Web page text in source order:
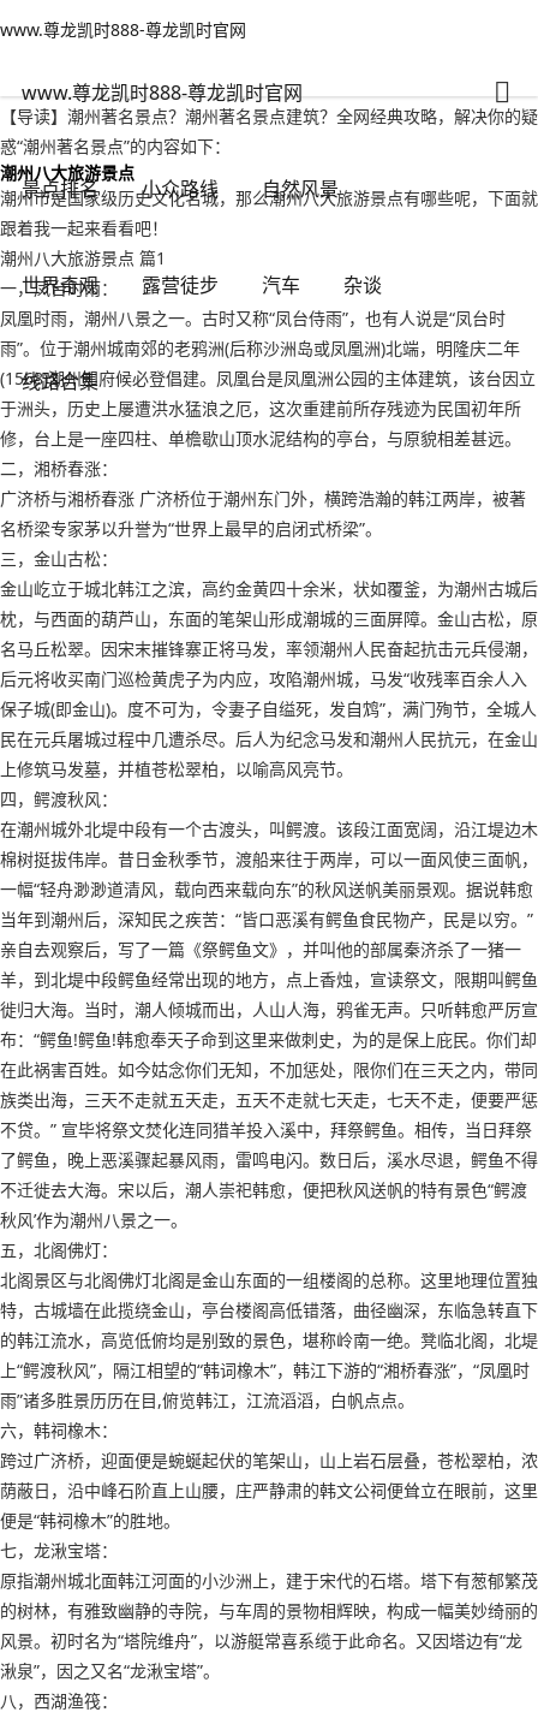
www.尊龙凯时888-尊龙凯时官网
www.尊龙凯时888-尊龙凯时官网
景点排名 小众路线 自然风景
世界奇观 露营徒步 汽车 杂谈
线路合集
www.尊龙凯时888-尊龙凯时官网
潮州著名景点？潮州著名景点建筑-www.尊龙凯时888
【导读】潮州著名景点？潮州著名景点建筑？全网经典攻略，解决你的疑
惑“潮州著名景点”的内容如下：
潮州八大旅游景点
潮州市是国家级历史文化名城，那么潮州八大旅游景点有哪些呢，下面就
跟着我一起来看看吧！
潮州八大旅游景点 篇1
一，凤台时雨：
凤凰时雨，潮州八景之一。古时又称“凤台侍雨”，也有人说是“凤台时
雨”。位于潮州城南郊的老鸦洲(后称沙洲岛或凤凰洲)北端，明隆庆二年
(1568)潮州知府候必登倡建。凤凰台是凤凰洲公园的主体建筑，该台因立
于洲头，历史上屡遭洪水猛浪之厄，这次重建前所存残迹为民国初年所
修，台上是一座四柱、单檐歇山顶水泥结构的亭台，与原貌相差甚远。
二，湘桥春涨：
广济桥与湘桥春涨 广济桥位于潮州东门外，横跨浩瀚的韩江两岸，被著
名桥梁专家茅以升誉为“世界上最早的启闭式桥梁”。
三，金山古松：
金山屹立于城北韩江之滨，高约金黄四十余米，状如覆釜，为潮州古城后
枕，与西面的葫芦山，东面的笔架山形成潮城的三面屏障。金山古松，原
名马丘松翠。因宋末摧锋寨正将马发，率领潮州人民奋起抗击元兵侵潮，
后元将收买南门巡检黄虎子为内应，攻陷潮州城，马发“收残率百余人入
保子城(即金山)。度不可为，令妻子自缢死，发自鸩”，满门殉节，全城人
民在元兵屠城过程中几遭杀尽。后人为纪念马发和潮州人民抗元，在金山
上修筑马发墓，并植苍松翠柏，以喻高风亮节。
四，鳄渡秋风：
在潮州城外北堤中段有一个古渡头，叫鳄渡。该段江面宽阔，沿江堤边木
棉树挺拔伟岸。昔日金秋季节，渡船来往于两岸，可以一面风使三面帆，
一幅“轻舟渺渺道清风，载向西来载向东”的秋风送帆美丽景观。据说韩愈
当年到潮州后，深知民之疾苦：“皆口恶溪有鳄鱼食民物产，民是以穷。”
亲自去观察后，写了一篇《祭鳄鱼文》，并叫他的部属秦济杀了一猪一
羊，到北堤中段鳄鱼经常出现的地方，点上香烛，宣读祭文，限期叫鳄鱼
徙归大海。当时，潮人倾城而出，人山人海，鸦雀无声。只听韩愈严厉宣
布：“鳄鱼!鳄鱼!韩愈奉天子命到这里来做刺史，为的是保上庇民。你们却
在此祸害百姓。如今姑念你们无知，不加惩处，限你们在三天之内，带同
族类出海，三天不走就五天走，五天不走就七天走，七天不走，便要严惩
不贷。” 宣毕将祭文焚化连同猎羊投入溪中，拜祭鳄鱼。相传，当日拜祭
了鳄鱼，晚上恶溪骤起暴风雨，雷鸣电闪。数日后，溪水尽退，鳄鱼不得
不迁徙去大海。宋以后，潮人崇祀韩愈，便把秋风送帆的特有景色“鳄渡
秋风’作为潮州八景之一。
五，北阁佛灯：
北阁景区与北阁佛灯北阁是金山东面的一组楼阁的总称。这里地理位置独
特，古城墙在此揽绕金山，亭台楼阁高低错落，曲径幽深，东临急转直下
的韩江流水，高览低俯均是别致的景色，堪称岭南一绝。凳临北阁，北堤
上“鳄渡秋风”，隔江相望的“韩词橡木”，韩江下游的“湘桥春涨”，“凤凰时
雨”诸多胜景历历在目,俯览韩江，江流滔滔，白帆点点。
六，韩祠橡木：
跨过广济桥，迎面便是蜿蜒起伏的笔架山，山上岩石层叠，苍松翠柏，浓
荫蔽日，沿中峰石阶直上山腰，庄严静肃的韩文公祠便耸立在眼前，这里
便是“韩祠橡木”的胜地。
七，龙湫宝塔：
原指潮州城北面韩江河面的小沙洲上，建于宋代的石塔。塔下有葱郁繁茂
的树林，有雅致幽静的寺院，与车周的景物相辉映，构成一幅美妙绮丽的
风景。初时名为“塔院维舟”，以游艇常喜系缆于此命名。又因塔边有“龙
湫泉”，因之又名“龙湫宝塔”。
八，西湖渔筏：